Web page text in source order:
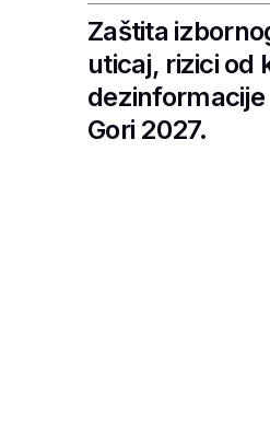
Zaštita
uticaj, rizici od
Gori 2027.